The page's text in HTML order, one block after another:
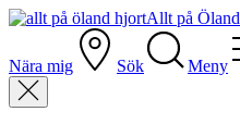
Allt på Öland
Nära mig Sök Meny